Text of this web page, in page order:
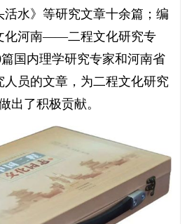
水》等研究文章十余篇；编
化河南——二程文化研究专
国内理学研究专家和河南省
员的文章，为二程文化研究
出了积极贡献。